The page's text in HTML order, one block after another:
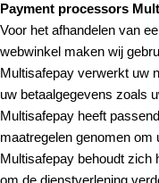
Payment processors
Voor het afhandelen van
webwinkel maken wij
Multisafepay verwerkt uw
uw betaalgegevens zoals
Multisafepay heeft
maatregelen genomen
Multisafepay behoudt zich